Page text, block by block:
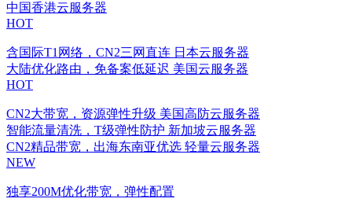
中国香港云服务器
HOT
含国际T1网络，CN2三网直连 日本云服务器
大陆优化路由，免备案低延迟 美国云服务器
HOT
CN2大带宽，资源弹性升级 美国高防云服务器
智能流量清洗，T级弹性防护 新加坡云服务器
CN2精品带宽，出海东南亚优选 轻量云服务器
NEW
独享200M优化带宽，弹性配置